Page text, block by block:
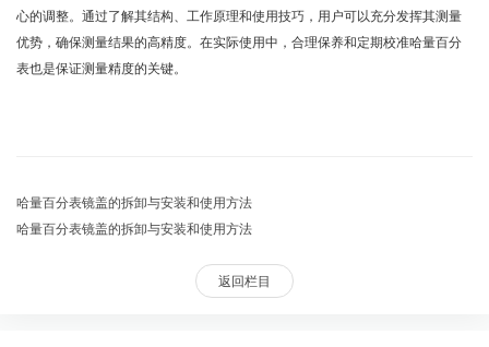
心的调整。通过了解其结构、工作原理和使用技巧，用户可以充分发挥其测量
优势，确保测量结果的高精度。在实际使用中，合理保养和定期校准哈量百分
表也是保证测量精度的关键。
哈量百分表镜盖的拆卸与安装和使用方法
哈量百分表镜盖的拆卸与安装和使用方法
返回栏目